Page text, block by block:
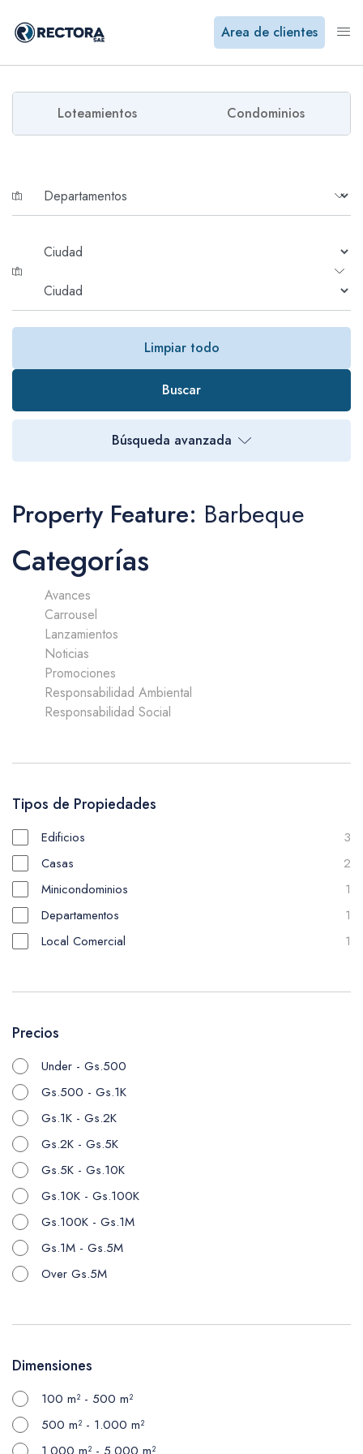
Area de clientes
Loteamientos Condominios
Búsqueda avanzada
Buscar
Limpiar todo
Property Feature: Barbeque
Categorías
Avances
Carrousel
Lanzamientos
Noticias
Promociones
Responsabilidad Ambiental
Responsabilidad Social
Tipos de Propiedades
Edificios
3
Casas
2
Minicondominios
1
Departamentos
1
Local Comercial
1
Precios
Under - Gs.500
Gs.500 - Gs.1K
Gs.1K - Gs.2K
Gs.2K - Gs.5K
Gs.5K - Gs.10K
Gs.10K - Gs.100K
Gs.100K - Gs.1M
Gs.1M - Gs.5M
Over Gs.5M
Dimensiones
100 m² - 500 m²
500 m² - 1.000 m²